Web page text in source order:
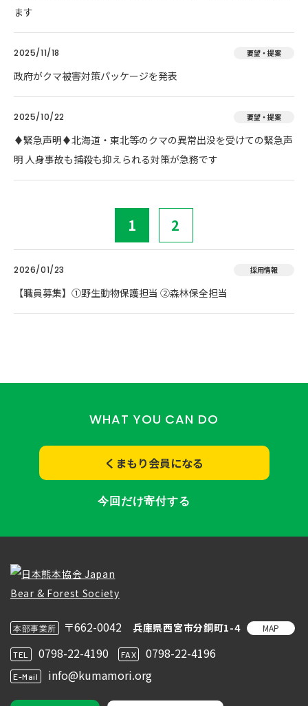
ます
2025/11/18 要望・提案
政府がクマ被害対策パッケージを発表
2025/10/22 要望・提案
♦️緊急声明♦️北海道・東北等のクマの異常出没を受けての緊急声
明 人身事故も捕殺も抑えられる対策が急務です
1 2
2026/01/23 採用情報
【職員募集】①野生動物保護担当 ②森林保全担当
WHAT YOU CAN DO
くまもり会員になる
今回だけ寄付する
本部事業所 〒662-0042 兵庫県西宮市分銅町1-4 MAP
TEL 0798-22-4190 FAX 0798-22-4196
E-Mail info@kumamori.org